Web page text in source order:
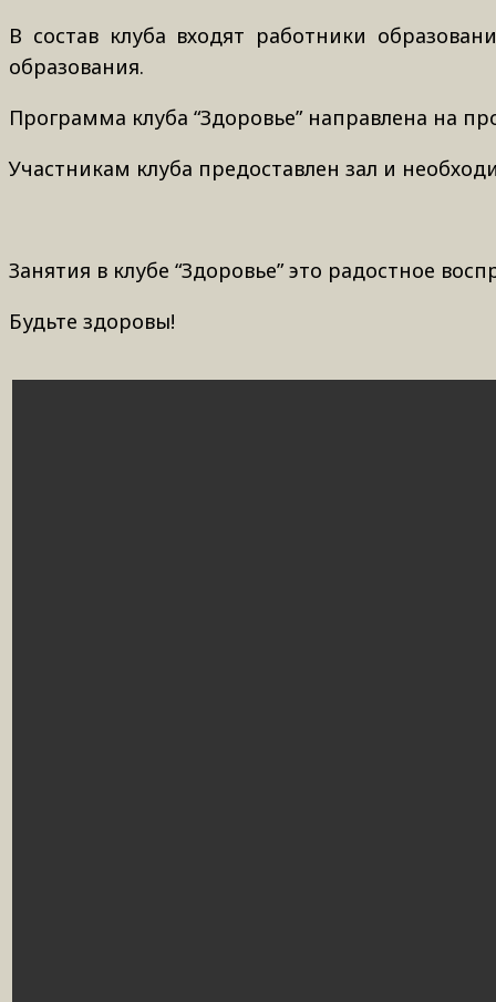
В состав клуба входят работники
образования.
Программа клуба “Здоровье” направлена на
Участникам клуба предоставлен зал и
Занятия в клубе “Здоровье” это радостное
Будьте здоровы!